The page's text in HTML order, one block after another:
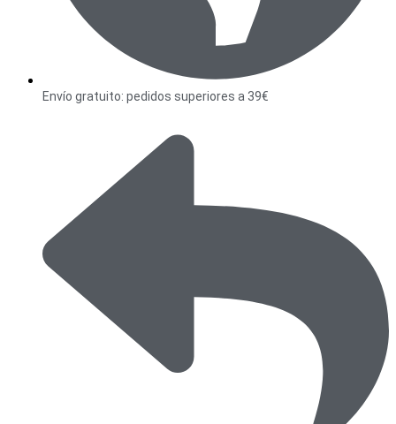
Envío gratuito: pedidos superiores a 39€